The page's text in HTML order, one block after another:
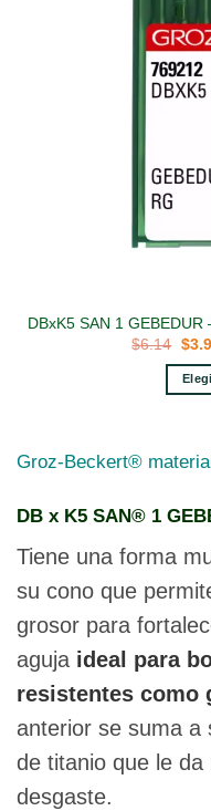
Groz-Beckert®
DB x K5 SAN® 1
Tiene una forma
su cono que
grosor para
aguja ideal para
resistentes como
anterior se suma a
de titanio que le da
desgaste.
DBxK5 SAN 1
$6.14 El
era:
$